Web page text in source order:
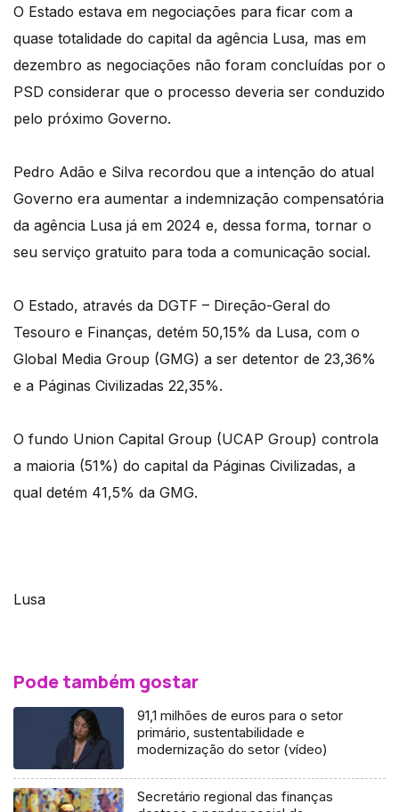
O Estado estava em negociações para ficar com a
quase totalidade do capital da agência Lusa, mas em
dezembro as negociações não foram concluídas por o
PSD considerar que o processo deveria ser conduzido
pelo próximo Governo.
Pedro Adão e Silva recordou que a intenção do atual
Governo era aumentar a indemnização compensatória
da agência Lusa já em 2024 e, dessa forma, tornar o
seu serviço gratuito para toda a comunicação social.
O Estado, através da DGTF – Direção-Geral do
Tesouro e Finanças, detém 50,15% da Lusa, com o
Global Media Group (GMG) a ser detentor de 23,36%
e a Páginas Civilizadas 22,35%.
O fundo Union Capital Group (UCAP Group) controla
a maioria (51%) do capital da Páginas Civilizadas, a
qual detém 41,5% da GMG.
Lusa
Pode também gostar
91,1 milhões de euros para o setor
primário, sustentabilidade e
modernização do setor (vídeo)
Secretário regional das finanças